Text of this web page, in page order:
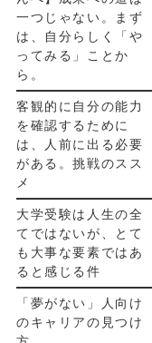
一つじゃない。まず
は、自分らしく「や
ってみる」ことか
ら。
客観的に自分の能力
を確認するために
は、人前に出る必要
がある。挑戦のスス
メ
大学受験は人生の全
てではないが、とて
も大事な要素ではあ
ると感じる件
「夢がない」人向け
のキャリアの見つけ